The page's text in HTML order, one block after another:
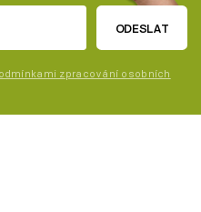
ODESLAT
zpracování osobních